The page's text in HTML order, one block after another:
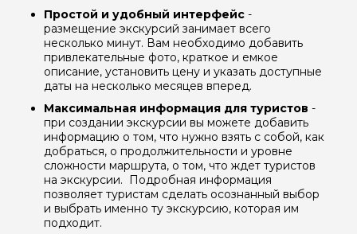
Простой и удобный интерфейс -
размещение экскурсий занимает всего
несколько минут. Вам необходимо добавить
привлекательные фото, краткое и емкое
описание, установить цену и указать доступные
даты на несколько месяцев вперед.
Максимальная информация для туристов -
при создании экскурсии вы можете добавить
информацию о том, что нужно взять с собой, как
добраться, о продолжительности и уровне
сложности маршрута, о том, что ждет туристов
на экскурсии. Подробная информация
позволяет туристам сделать осознанный выбор
и выбрать именно ту экскурсию, которая им
подходит.